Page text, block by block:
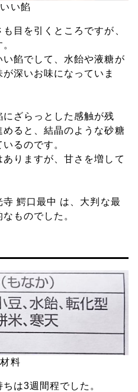
い餡
目を引くところですが、
餡でして、水飴や液糖が
深いお味になっていま
ざらっとした感触が残
ると、結晶のような砂糖
るのです。
りますが、甘さを増して
鰐口最中 は、大判な最
ものでした。
料
は3週間程でした。